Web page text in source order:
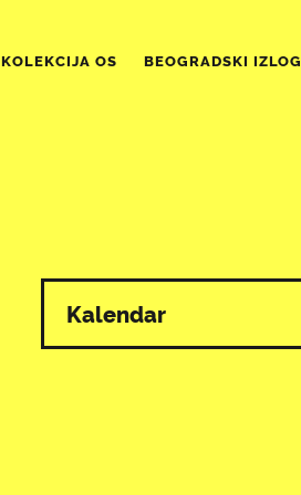
KOLEKCIJA OS BEOGRADSKI IZLOG
Kalendar